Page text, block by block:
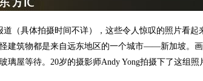
（具体拍摄时间不详），这些令人惊叹的照片看起
建筑物都是来自远东地区的一个城市——新加坡。
璃屋等待。20岁的摄影师Andy Yong拍摄下了这组照